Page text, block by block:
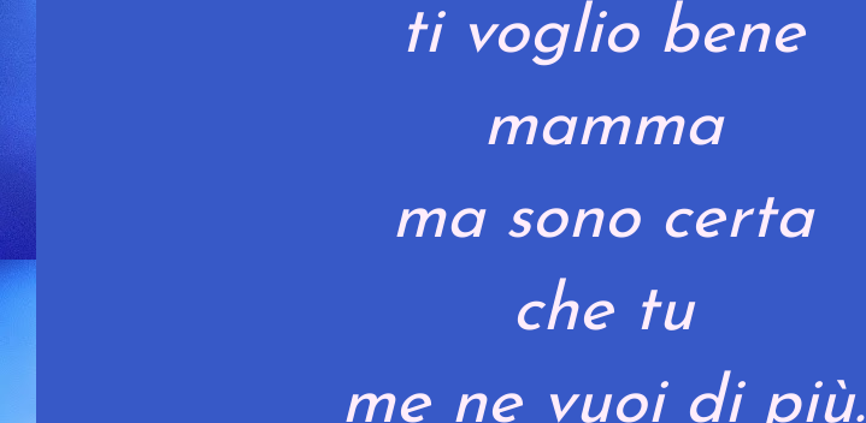
ti voglio bene
mamma
ma sono certa
che tu
me ne vuoi di più.